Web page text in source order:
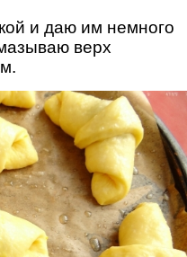
и даю им немного
верх